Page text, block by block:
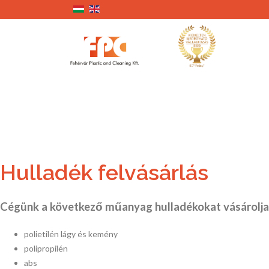
Hulladék felvásárlás
Cégünk a következő műanyag hulladékokat
polietilén lágy és kemény
polipropilén
abs